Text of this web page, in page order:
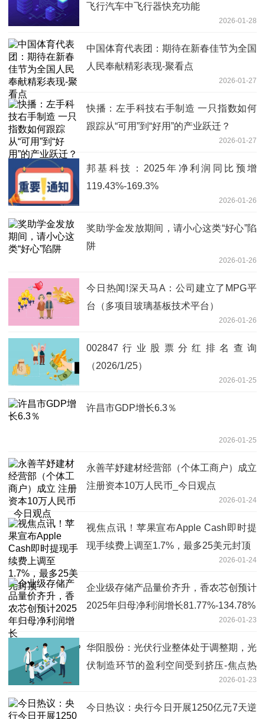
飞行汽车中飞行器快充功能
2026-01-28
中国体育代表团：期待在新春佳节为全国
人民奉献精彩表现-聚看点
2026-01-27
快播：左手科技右手制造 一只指数如何
跟踪从“可用”到“好用”的产业跃迁？
2026-01-27
邦基科技：2025年净利润同比预增
119.43%-169.3%
2026-01-26
奖助学金发放期间，请小心这类“好心”陷
阱
2026-01-26
今日热闻!深天马A：公司建立了MPG平
台（多项目玻璃基板技术平台）
2026-01-26
002847行业股票分红排名查询
（2026/1/25）
2026-01-25
许昌市GDP增长6.3％
2026-01-25
永善芊妤建材经营部（个体工商户）成立
注册资本10万人民币_今日观点
2026-01-24
视焦点讯！苹果宣布Apple Cash即时提
现手续费上调至1.7%，最多25美元封顶
2026-01-24
企业级存储产品量价齐升，香农芯创预计
2025年归母净利润增长81.77%-134.78%
2026-01-23
华阳股份：光伏行业整体处于调整期，光
伏制造环节的盈利空间受到挤压-焦点热
2026-01-23
今日热议：央行今日开展1250亿元7天逆